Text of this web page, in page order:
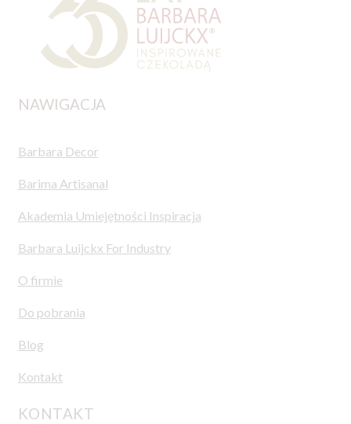
NAWIGACJA
Barbara Decor
Barima Artisanal
Akademia Umiejętności Inspiracja
Barbara Luijckx For Industry
O firmie
Do pobrania
Blog
Kontakt
KONTAKT